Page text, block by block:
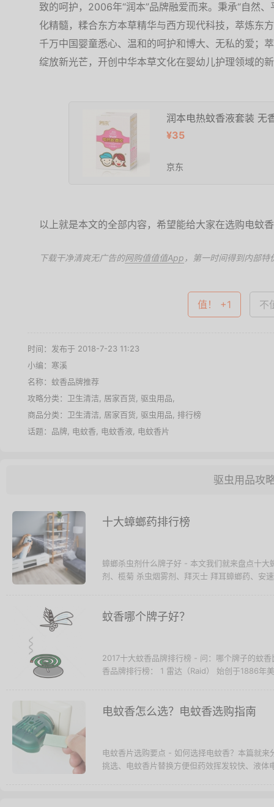
致的呵护，2006年“润本”品牌融爱而来。秉承“自然
化精髓，糅合东方本草精华与西方现代科技，萃炼东
千万中国婴童悉心、温和的呵护和博大、无私的爱；
绽放新光芒，开创中华本草文化在婴幼儿护理领域的
润本电热蚊香液套装 无
¥35
京东
以上就是本文的全部内容，希望能给大家在选购电蚊
下载干净清爽无广告的网购值值值App ，第一时间得到内部特
值！ +1 不
时间：发布于 2018-7-23 11:23
小编：寒溪
名称： 蚊香品牌推荐
攻略分类： 卫生清洁 居家百货 驱虫用品
商品分类： 卫生清洁 居家百货 驱虫用品 排行榜
话题： 品牌 电蚊香 电蚊香液 电蚊香片
驱虫用品攻
十大蟑螂药排行榜
蟑螂杀虫剂什么牌子好 - 本文我们就来盘点十
剂、榄菊 杀虫烟雾剂、拜灭士 拜耳蟑螂药、安
蚊香哪个牌子好？
2017十大蚊香品牌排行榜 - 问：哪个牌子的蚊
香品牌排行榜： 1 雷达（Raid） 始创于1886年
电蚊香怎么选？电蚊香选购指南
电蚊香片选购要点 - 如何选择电蚊香？本篇就
挑选、电蚊香片替换方便但药效挥发较快、液体